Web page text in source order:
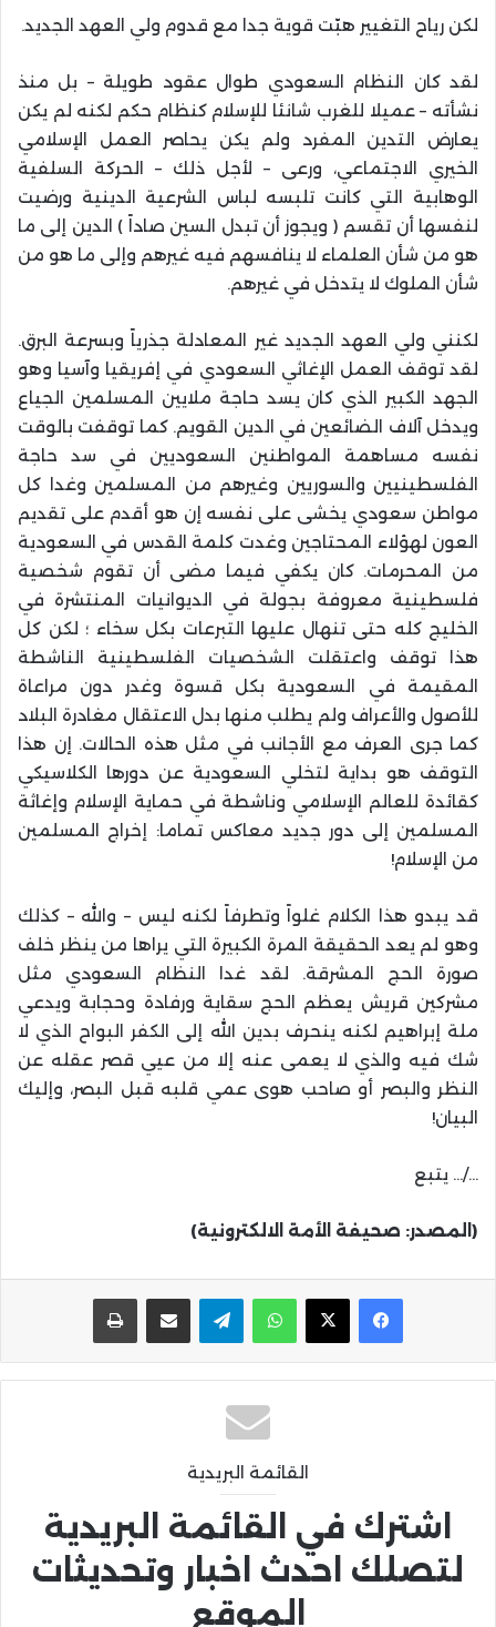
‏لكن رياح التغيير هبّت قوية جدا مع قدوم ولي العهد الجديد.
لقد كان النظام السعودي طوال عقود طويلة – بل منذ
نشأته – عميلا للغرب شانئا للإسلام كنظام حكم لكنه لم يكن
يعارض التدين المفرد ولم يكن يحاصر العمل الإسلامي
الخيري الاجتماعي، ورعى – لأجل ذلك – الحركة السلفية
الوهابية التي كانت تلبسه لباس الشرعية الدينية ورضيت
لنفسها ‏أن تقسم ( ويجوز أن تبدل السين صاداً ) الدين إلى ما
هو من شأن العلماء لا ينافسهم فيه غيرهم وإلى ما هو من
شأن الملوك لا يتدخل في غيرهم.
‏لكنني ولي العهد الجديد غير المعادلة جذرياً وبسرعة البرق.
لقد توقف العمل الإغاثي السعودي في إفريقيا وآسيا وهو
الجهد الكبير الذي كان يسد حاجة ملايين المسلمين الجياع
ويدخل آلاف الضائعين في الدين القويم. كما توقفت بالوقت
نفسه مساهمة المواطنين السعوديين في سد حاجة
الفلسطينيين والسوريين وغيرهم من المسلمين وغدا كل
مواطن سعودي يخشى على نفسه إن هو أقدم على تقديم
العون لهؤلاء المحتاجين وغدت كلمة القدس في السعودية
من المحرمات. كان يكفي فيما مضى أن تقوم شخصية
فلسطينية معروفة بجولة في الديوانيات المنتشرة في
الخليج كله حتى تنهال عليها التبرعات بكل سخاء ؛ لكن كل
هذا توقف واعتقلت الشخصيات الفلسطينية الناشطة
المقيمة في السعودية بكل قسوة وغدر دون مراعاة
للأصول والأعراف ولم يطلب منها بدل الاعتقال مغادرة البلاد
كما جرى العرف مع الأجانب في مثل هذه الحالات. إن هذا
التوقف هو بداية لتخلي السعودية عن دورها الكلاسيكي
كقائدة للعالم الإسلامي وناشطة في حماية الإسلام وإغاثة
المسلمين إلى دور جديد معاكس تماما: إخراج المسلمين
من الإسلام!
قد يبدو هذا الكلام غلواً وتطرفاً لكنه ليس – والله – كذلك
وهو لم يعد الحقيقة المرة الكبيرة التي يراها من ينظر خلف
صورة الحج المشرقة. لقد غدا النظام السعودي مثل
مشركين قريش يعظم الحج سقاية ورفادة وحجابة ويدعي
ملة إبراهيم لكنه ينحرف بدين الله إلى الكفر البواح الذي لا
شك فيه والذي لا يعمى عنه إلا من عيي قصر عقله عن
النظر والبصر أو صاحب هوى عمي قلبه قبل البصر، وإليك
البيان!
…/… يتبع
(المصدر: صحيفة الأمة الالكترونية)
واتساب تيلقرام مشاركة عبر البريد
القائمة البريدية
اشترك في القائمة البريدية
لتصلك احدث اخبار وتحديثات
الموقع